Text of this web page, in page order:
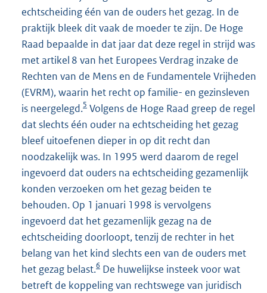
echtscheiding één van de ouders het gezag. In de
praktijk bleek dit vaak de moeder te zijn. De Hoge
Raad bepaalde in dat jaar dat deze regel in strijd was
met artikel 8 van het Europees Verdrag inzake de
Rechten van de Mens en de Fundamentele Vrijheden
(EVRM), waarin het recht op familie- en gezinsleven
is neergelegd.5 Volgens de Hoge Raad greep de regel
dat slechts één ouder na echtscheiding het gezag
bleef uitoefenen dieper in op dit recht dan
noodzakelijk was. In 1995 werd daarom de regel
ingevoerd dat ouders na echtscheiding gezamenlijk
konden verzoeken om het gezag beiden te
behouden. Op 1 januari 1998 is vervolgens
ingevoerd dat het gezamenlijk gezag na de
echtscheiding doorloopt, tenzij de rechter in het
belang van het kind slechts een van de ouders met
het gezag belast.6 De huwelijkse insteek voor wat
betreft de koppeling van rechtswege van juridisch